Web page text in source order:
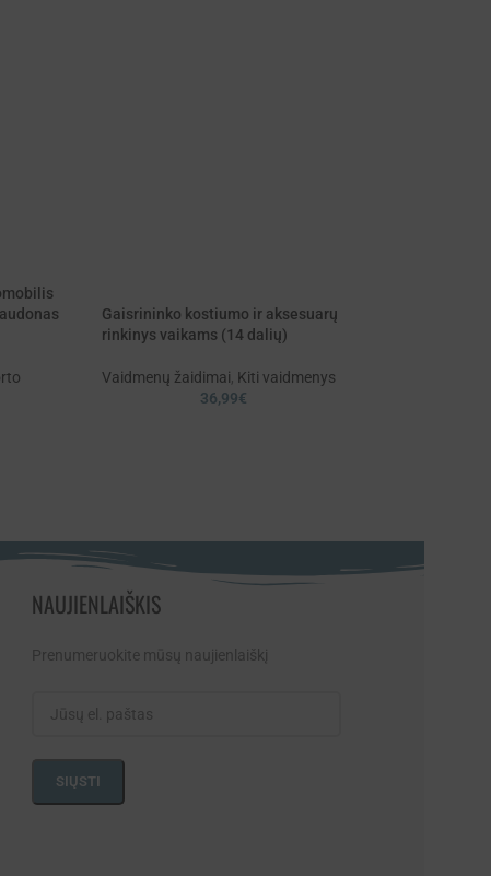
Gaisrininko kostiumo ir aksesuarų
rinkinys vaikams (14 dalių)
Vaidmenų žaidimai, Kiti vaidmenys
36,99€
NAUJIENLAIŠKIS
Prenumeruokite mūsų naujienlaiškį